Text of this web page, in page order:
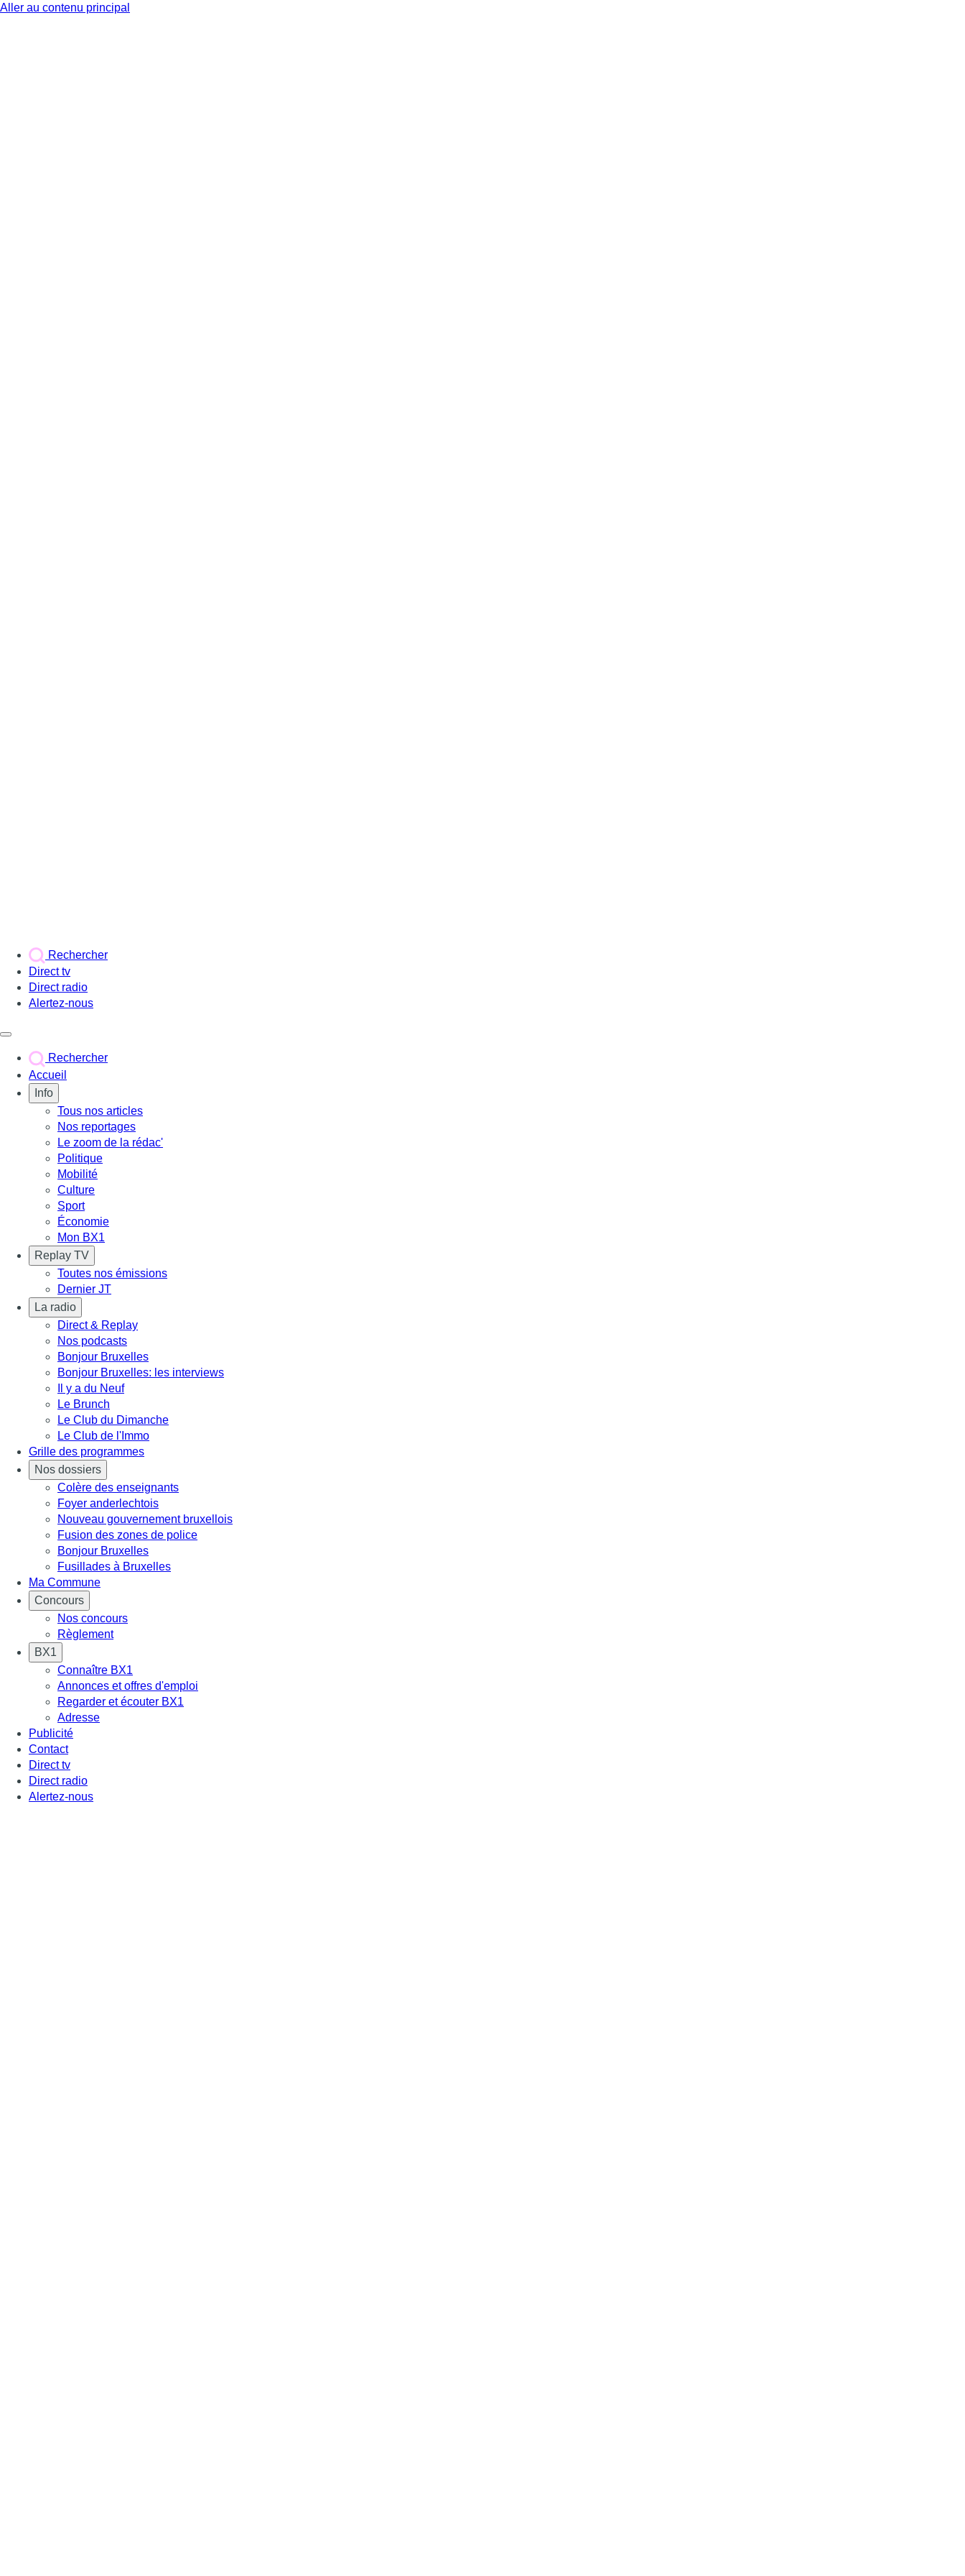
Aller au contenu principal
Rechercher
Direct tv
Direct radio
Alertez-nous
Rechercher
Accueil
Info
Tous nos articles
Nos reportages
Le zoom de la rédac'
Politique
Mobilité
Culture
Sport
Économie
Mon BX1
Replay TV
Toutes nos émissions
Dernier JT
La radio
Direct & Replay
Nos podcasts
Bonjour Bruxelles
Bonjour Bruxelles: les interviews
Il y a du Neuf
Le Brunch
Le Club du Dimanche
Le Club de l'Immo
Grille des programmes
Nos dossiers
Colère des enseignants
Foyer anderlechtois
Nouveau gouvernement bruxellois
Fusion des zones de police
Bonjour Bruxelles
Fusillades à Bruxelles
Ma Commune
Concours
Nos concours
Règlement
BX1
Connaître BX1
Annonces et offres d'emploi
Regarder et écouter BX1
Adresse
Publicité
Contact
Direct tv
Direct radio
Alertez-nous